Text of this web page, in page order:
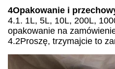
4Opakowanie i
4.1. 1L, 5L, 10L, 200L,
opakowanie na
4.2Proszę, trzymajcie to